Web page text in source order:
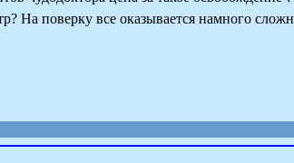
На поверку все оказывается намного